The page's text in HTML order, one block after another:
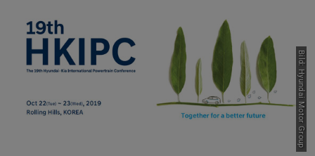
Bild: Hyundai Motor Group